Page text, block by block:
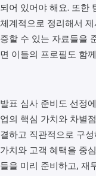
되어 있어야 해요. 또한
체계적으로 정리해서
증할 수 있는 자료들을
면 이들의 프로필도 함
발표 심사 준비도 선정
업의 핵심 가치와 차별
결하고 직관적으로 구
가치와 고객 혜택을 중
들을 미리 준비하고, 재